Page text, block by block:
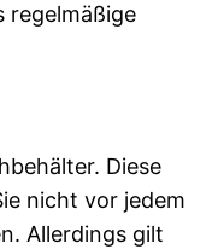
regelmäßige
Diese
nicht vor jedem
Allerdings gilt